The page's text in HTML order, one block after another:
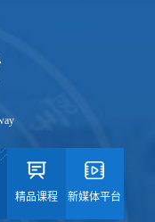
精品课程 新媒体平台